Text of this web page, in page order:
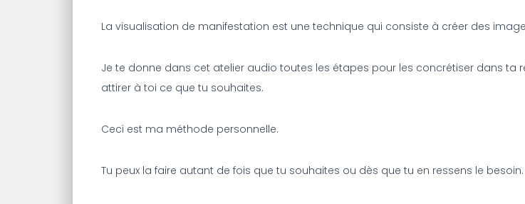
La visualisation de manifestation est une technique qui consiste à créer des
Je te donne dans cet atelier audio toutes les étapes pour les concrétiser dans ta
attirer à toi ce que tu souhaites.
Ceci est ma méthode personnelle.
Tu peux la faire autant de fois que tu souhaites ou dès que tu en ressens le besoin.